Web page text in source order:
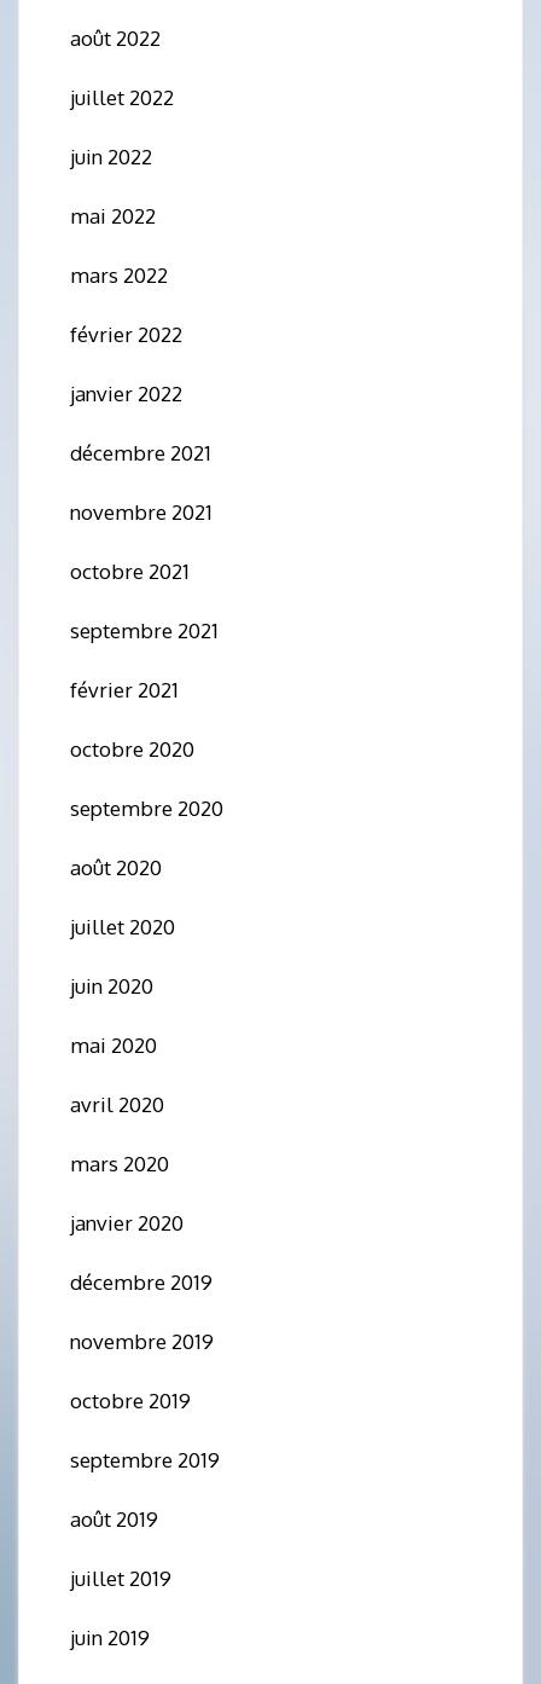
août 2022
juillet 2022
juin 2022
mai 2022
mars 2022
février 2022
janvier 2022
décembre 2021
novembre 2021
octobre 2021
septembre 2021
février 2021
octobre 2020
septembre 2020
août 2020
juillet 2020
juin 2020
mai 2020
avril 2020
mars 2020
janvier 2020
décembre 2019
novembre 2019
octobre 2019
septembre 2019
août 2019
juillet 2019
juin 2019